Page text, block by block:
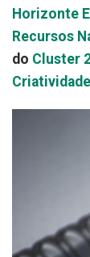
Horizonte
Recursos
do Cluster